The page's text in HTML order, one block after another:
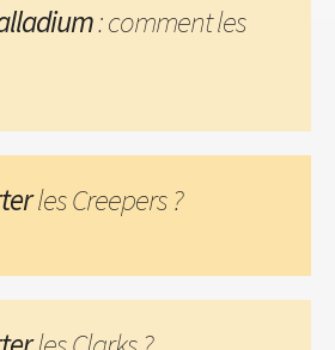
: comment les
les Creepers ?